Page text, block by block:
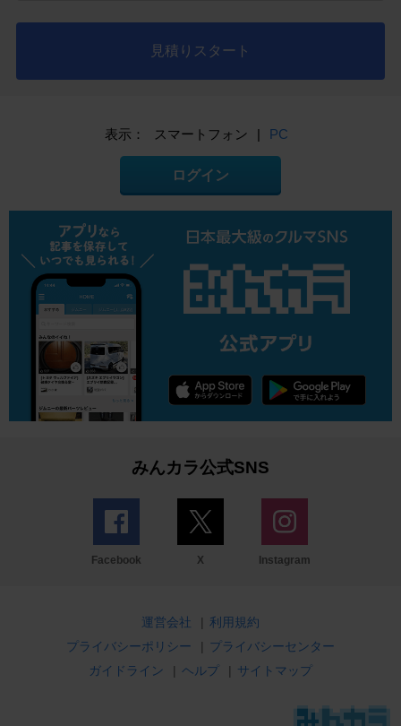
見積りスタート
表示： スマートフォン | PC
ログイン
みんカラ公式SNS
Facebook X Instagram
運営会社 | 利用規約
プライバシーポリシー
| プライバシーセンター
ガイドライン
| ヘルプ | サイトマップ